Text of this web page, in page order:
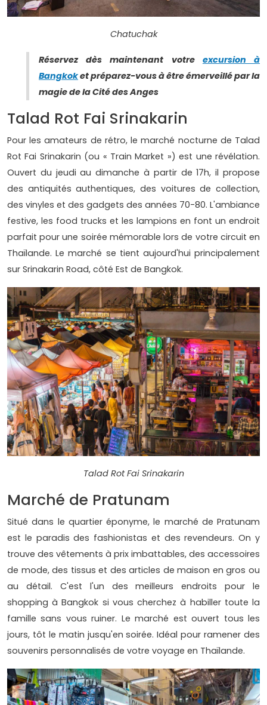
Chatuchak
Réservez dès maintenant votre excursion à
Bangkoket préparez-vous à être émerveillé par la
magie de la Cité des Anges
Talad Rot Fai Srinakarin
Pour les amateurs de rétro, le marché nocturne de Talad
Rot Fai Srinakarin (ou « Train Market ») est une révélation.
Ouvert du jeudi au dimanche à partir de 17h, il propose
des antiquités authentiques, des voitures de collection,
des vinyles et des gadgets des années 70-80. L'ambiance
festive, les food trucks et les lampions en font un endroit
parfait pour une soirée mémorable lors de votre circuit en
Thaïlande. Le marché se tient aujourd'hui principalement
sur Srinakarin Road, côté Est de Bangkok.
Talad Rot Fai Srinakarin
Marché de Pratunam
Situé dans le quartier éponyme, le marché de Pratunam
est le paradis des fashionistas et des revendeurs. On y
trouve des vêtements à prix imbattables, des accessoires
de mode, des tissus et des articles de maison en gros ou
au détail. C'est l'un des meilleurs endroits pour le
shopping à Bangkok si vous cherchez à habiller toute la
famille sans vous ruiner. Le marché est ouvert tous les
jours, tôt le matin jusqu'en soirée. Idéal pour ramener des
souvenirs personnalisés de votre voyage en Thaïlande.